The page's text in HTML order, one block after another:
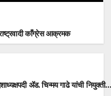
काँग्रेस आक्रमक
ॲड. चिन्मय गाढे यांची नियुक्ती…